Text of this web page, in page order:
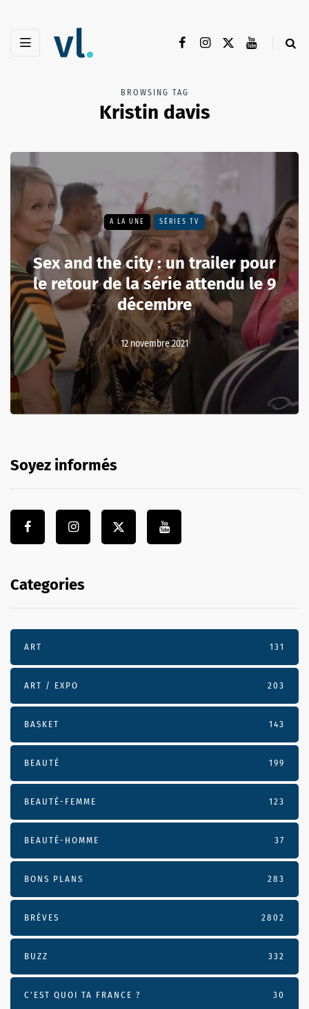
BROWSING TAG
Kristin davis
A LA UNE SÉRIES TV
Sex and the city : un trailer pour
le retour de la série attendu le 9
décembre
12 novembre 2021
Soyez informés
Categories
ART 131
ART / EXPO 203
BASKET 143
BEAUTÉ 199
BEAUTÉ-FEMME 123
BEAUTÉ-HOMME 37
BONS PLANS 283
BRÈVES 2802
BUZZ 332
C'EST QUOI TA FRANCE ? 30